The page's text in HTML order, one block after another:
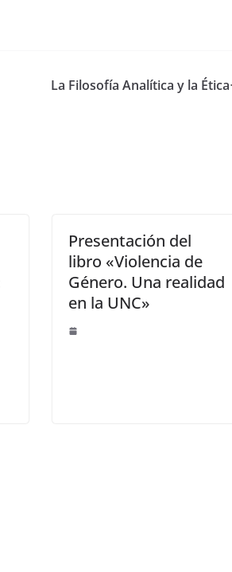
La Filosofía Analítica y la Ética
Presentación del
libro «Violencia de
Género. Una realidad
en la UNC»